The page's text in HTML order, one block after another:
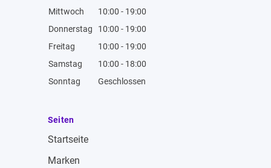
Mittwoch
10:00 - 19:00
Donnerstag
10:00 - 19:00
Freitag
10:00 - 19:00
Samstag
10:00 - 18:00
Sonntag
Geschlossen
Seiten
Startseite
Marken